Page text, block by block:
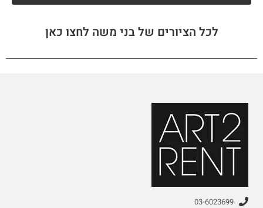
לכל הציורים של בני משה לחצו כאן
03-6023699